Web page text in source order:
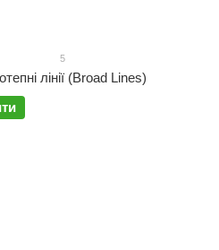
5
лінії (Broad Lines)